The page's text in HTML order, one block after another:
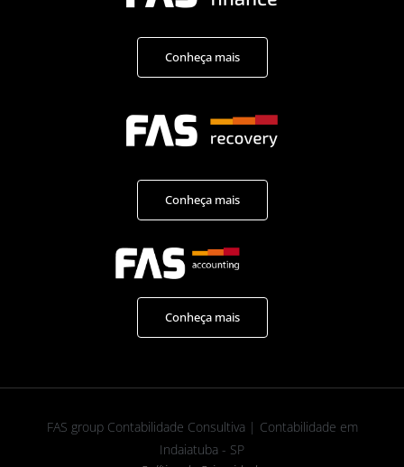
Conheça mais
Conheça mais
Conheça mais
FAS group Contabilidade Consultiva | Contabilidade em
Indaiatuba - SP